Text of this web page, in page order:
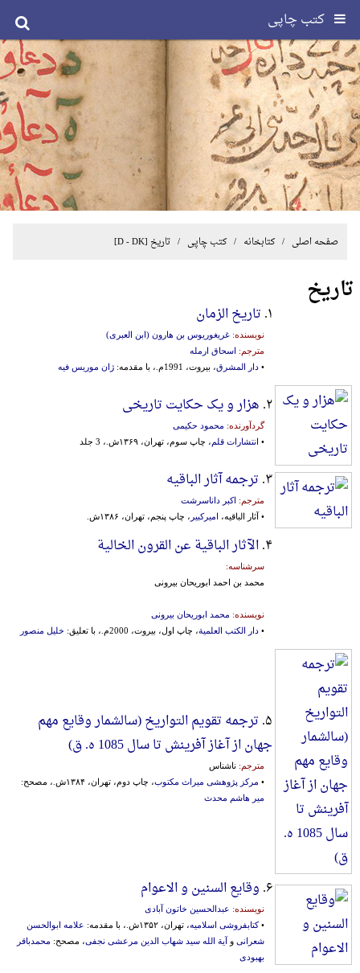
کتب چاپی
صفحه اصلی / کتابخانه /کتب چاپی /تاریخ [D - DK]
تاریخ
۱. تاریخ الزمان
نویسنده: غریغوریوس بن هارون (ابن العبری)
مترجم: اسحاق ارمله
• دار المشرق، بیروت، 1991م.، با مقدمه: ژان موریس فیه
۲. هزار و یک حکایت تاریخی
گردآورنده: محمود حکیمی
• انتشارات قلم ، چاپ سوم، تهران، ۱۳۶۹ش.، 3 جلد
۳. ترجمه آثار الباقیه
مترجم: اکبر داناسرشت
• آثار الباقیه، امیرکبیر ، چاپ پنجم، تهران، ۱۳۸۶ش.
۴. الآثار الباقیة عن القرون الخالیة
سرشناسه:
محمد بن احمد ابوریحان بیرونی
نویسنده: محمد ابوریحان بیرونی
• دار الکتب العلمیة، چاپ اول، بیروت، 2000م.، با تعلیق: خلیل منصور
۵. ترجمه تقویم التواریخ (سالشمار وقایع مهم
جهان از آغاز آفرینش تا سال 1085 ه. ق)
مترجم: ناشناس
• مرکز پژوهشی میراث مکتوب، چاپ دوم، تهران، ۱۳۸۴ش.، مصحح:
میر هاشم محدث
۶. وقایع السنین و الاعوام
نویسنده: عبدالحسین خاتون آبادی
•کتابفروشی اسلامیه، تهران، ۱۳۵۲ش.، با مقدمه:
علامه ابوالحسن
شعرانی و آیة الله سید شهاب الدین مرعشی نجفی، مصحح: محمدباقر
بهبودی